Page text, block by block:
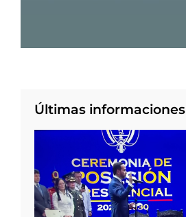
Últimas informaciones